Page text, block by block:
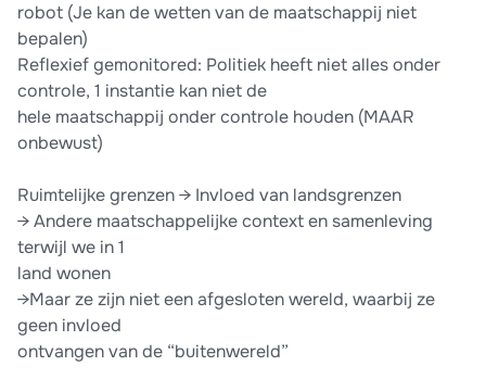
robot (Je kan de wetten van de maatschappij niet
bepalen)
Reflexief gemonitored: Politiek heeft niet alles onder
controle, 1 instantie kan niet de
hele maatschappij onder controle houden (MAAR
onbewust)
Ruimtelijke grenzen → Invloed van landsgrenzen
→ Andere maatschappelijke context en samenleving
terwijl we in 1
land wonen
→Maar ze zijn niet een afgesloten wereld, waarbij ze
geen invloed
ontvangen van de “buitenwereld”